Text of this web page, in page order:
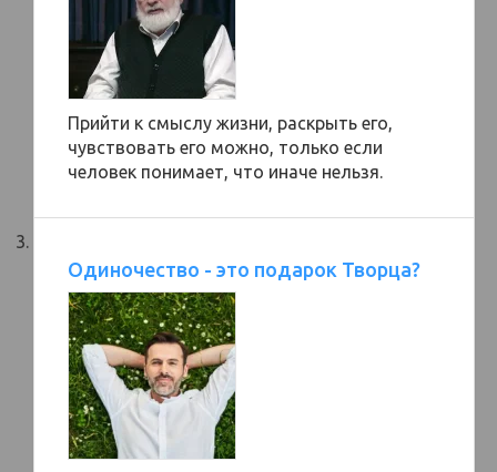
Прийти к смыслу жизни, раскрыть его,
чувствовать его можно, только если
человек понимает, что иначе нельзя.
Одиночество - это подарок Творца?